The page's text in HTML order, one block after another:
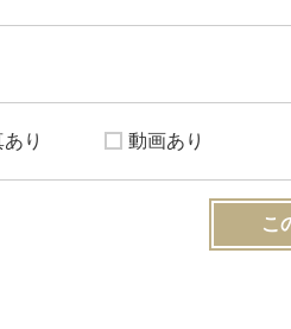
り 動画あり
こ